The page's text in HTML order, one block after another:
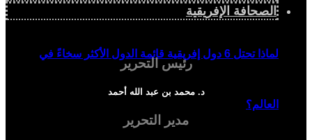
لماذا تحتل 6 دول إفريقية قائمة الدول الأكثر سخاءً في
العالم؟
الصحافة الإفريقية
رئيس التحرير
د. محمد بن عبد الله أحمد
مدير التحرير